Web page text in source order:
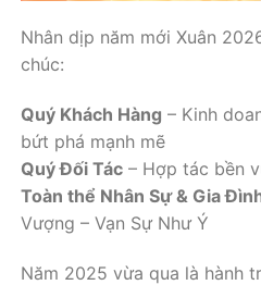
Nhân dịp năm mới Xuân
chúc:
Quý Khách Hàng – Kinh
bứt phá mạnh mẽ
Quý Đối Tác – Hợp tác bền
Toàn thể Nhân Sự & Gia
Vượng – Vạn Sự Như Ý
Năm 2025 vừa qua là hành